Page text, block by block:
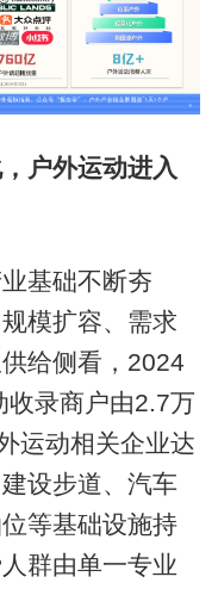
户外运动进入
基础不断夯
模扩容、需求
给侧看，2024
录商户由2.7万
运动相关企业达
设步道、汽车
等基础设施持
群由单一专业